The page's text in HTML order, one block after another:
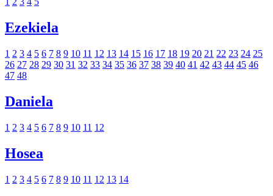
Ezekiela
1 2 3 4 5 6 7 8 9 10 11 12 13 14 15 16 17 18 19 20 21 22 23 24 25
26 27 28 29 30 31 32 33 34 35 36 37 38 39 40 41 42 43 44 45 46
47 48
Daniela
1 2 3 4 5 6 7 8 9 10 11 12
Hosea
1 2 3 4 5 6 7 8 9 10 11 12 13 14